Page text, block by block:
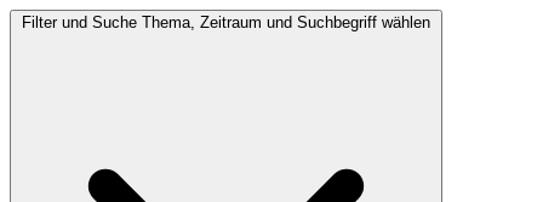
Filter und Suche Thema, Zeitraum und Suchbegriff wählen